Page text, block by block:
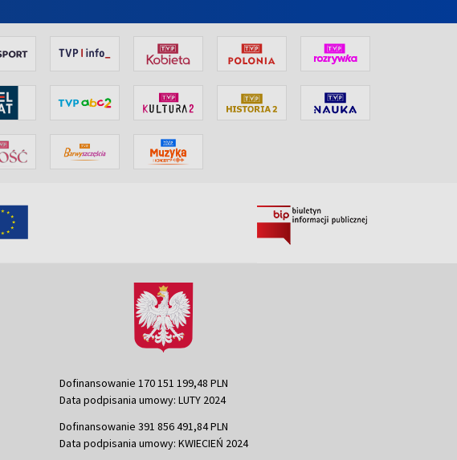
Dofinansowanie 170 151 199,48 PLN
Data podpisania umowy: LUTY 2024
Dofinansowanie 391 856 491,84 PLN
Data podpisania umowy: KWIECIEŃ 2024